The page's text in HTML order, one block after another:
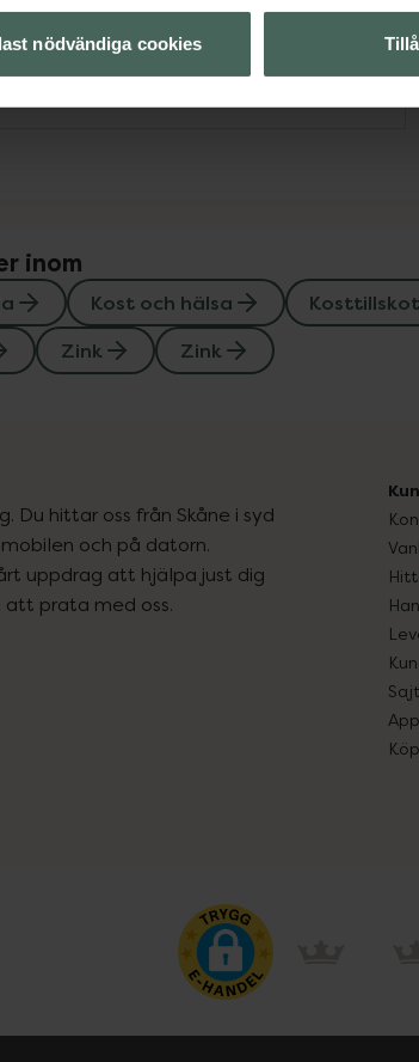
nödvändiga cookies
Visa
inom
Kost och hälsa
Zink Zink
Du hittar oss från Skåne i syd
och på datorn.
uppdrag att hjälpa just dig
prata med oss.
App